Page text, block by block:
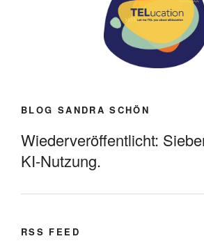
BLOG SANDRA SCHÖN
Wiederveröffentlicht:
KI-Nutzung.
RSS FEED